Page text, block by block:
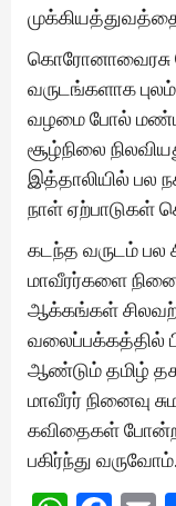
வருடங்களாக
வழமை போல்
சூழ்நிலை
இத்தாலியில் பல
நாள் ஏற்பாடுகள்
கடந்த வருடம்
மாவீரர்களை
ஆக்கங்கள்
வலைப்பக்கத்தில்
ஆண்டும் தமிழ்
மாவீரர் நினைவு
கவிதைகள்
பகிர்ந்து வருவோம்.